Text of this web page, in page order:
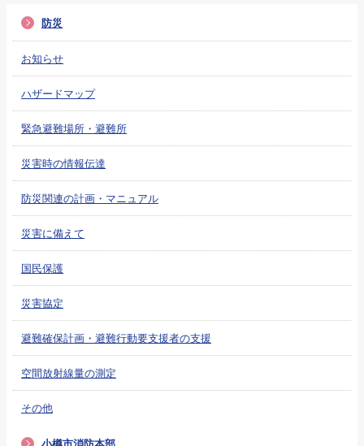
防災
お知らせ
ハザードマップ
緊急避難場所・避難所
災害時の情報伝達
防災関連の計画・マニュアル
災害に備えて
国民保護
災害協定
避難確保計画・避難行動要支援者の支援
空間放射線量の測定
その他